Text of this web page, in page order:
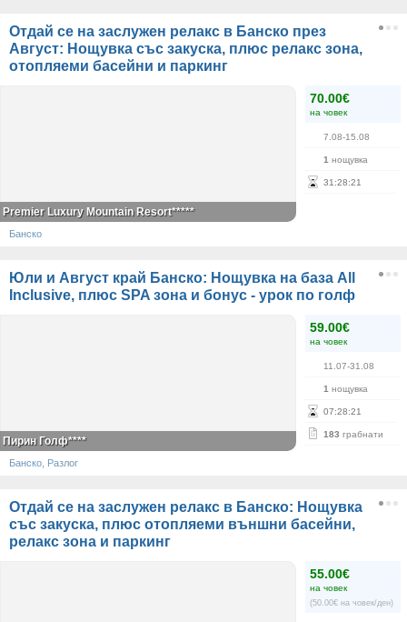
Отдай се на заслужен релакс в Банско през
Август: Нощувка със закуска, плюс релакс зона,
отопляеми басейни и паркинг
70.00€
на човек
7.08-15.08
1 нощувка
31 :28:21
Premier Luxury Mountain Resort*****
Банско
Юли и Август край Банско: Нощувка на база All
Inclusive, плюс SPA зона и бонус - урок по голф
59.00€
на човек
11.07-31.08
1 нощувка
07:28:21
183 грабнати
Пирин Голф****
Банско, Разлог
Отдай се на заслужен релакс в Банско: Нощувка
със закуска, плюс отопляеми външни басейни,
релакс зона и паркинг
55.00€
на човек
(50.00€ на човек/ден)